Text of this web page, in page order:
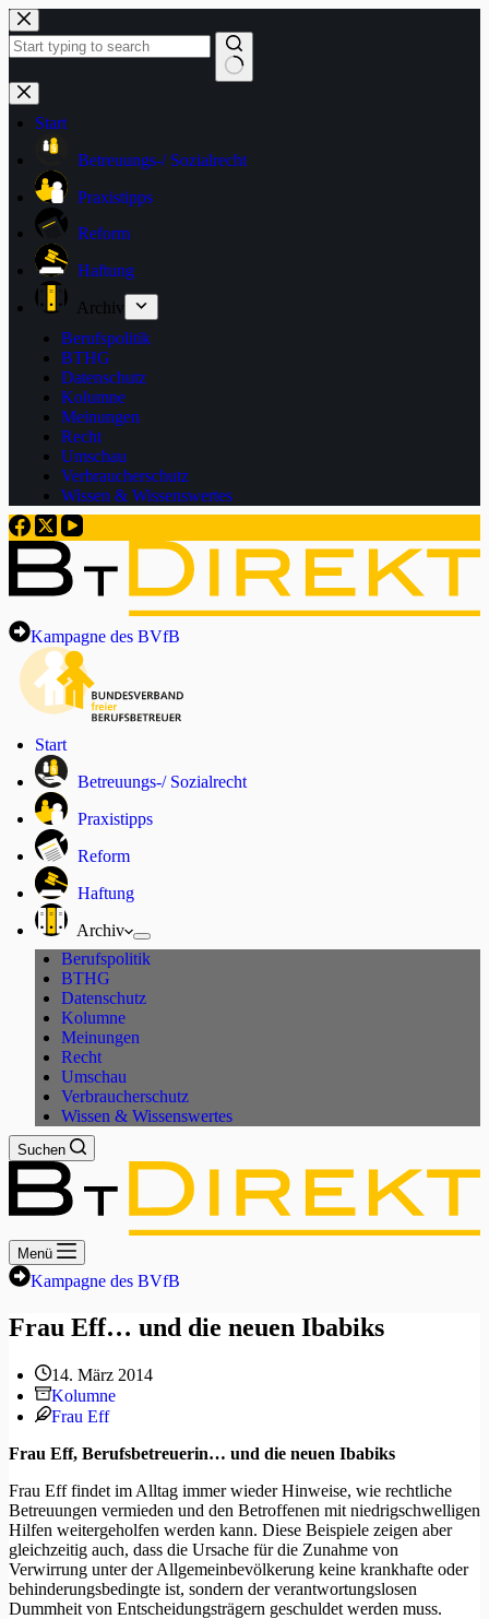
Zum
Inhalt
springen
Keine
Ergebnisse
Start
Betreuungs-/ Sozialrecht
Praxistipps
Reform
Haftung
Archiv
Berufspolitik
BTHG
Datenschutz
Kolumne
Meinungen
Recht
Umschau
Verbraucherschutz
Wissen & Wissenswertes
Kampagne des BVfB
Start
Betreuungs-/ Sozialrecht
Praxistipps
Reform
Haftung
Archiv
Berufspolitik
BTHG
Datenschutz
Kolumne
Meinungen
Recht
Umschau
Verbraucherschutz
Wissen & Wissenswertes
Suchen
Menü
Kampagne des BVfB
Frau Eff… und die neuen Ibabiks
14. März 2014
Kolumne
Frau Eff
Frau Eff, Berufsbetreuerin… und die neuen Ibabiks
Frau Eff findet im Alltag immer wieder Hinweise, wie rechtliche
Betreuungen vermieden und den Betroffenen mit niedrigschwelligen
Hilfen weitergeholfen werden kann. Diese Beispiele zeigen aber
gleichzeitig auch, dass die Ursache für die Zunahme von
Verwirrung unter der Allgemeinbevölkerung keine krankhafte oder
behinderungsbedingte ist, sondern der verantwortungslosen
Dummheit von Entscheidungsträgern geschuldet werden muss.